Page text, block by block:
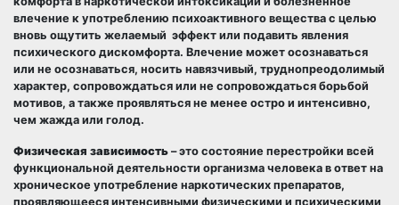
влечение к употреблению психоактивного вещества с целью
вновь ощутить желаемый эффект или подавить явления
психического дискомфорта. Влечение может осознаваться
или не осознаваться, носить навязчивый, труднопреодолимый
характер, сопровождаться или не сопровождаться борьбой
мотивов, а также проявляться не менее остро и интенсивно,
чем жажда или голод.
Физическая зависимость – это состояние перестройки всей
функциональной деятельности организма человека в ответ на
хроническое употребление наркотических препаратов,
проявляющееся интенсивными физическими и психическими